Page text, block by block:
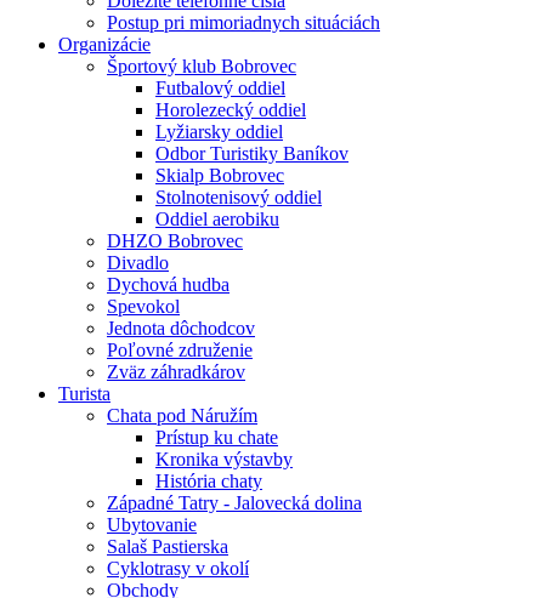
Postup pri mimoriadnych situáciách
Organizácie
Športový klub Bobrovec
Futbalový oddiel
Horolezecký oddiel
Lyžiarsky oddiel
Odbor Turistiky Baníkov
Skialp Bobrovec
Stolnotenisový oddiel
Oddiel aerobiku
DHZO Bobrovec
Divadlo
Dychová hudba
Spevokol
Jednota dôchodcov
Poľovné združenie
Zväz záhradkárov
Turista
Chata pod Náružím
Prístup ku chate
Kronika výstavby
História chaty
Západné Tatry - Jalovecká dolina
Ubytovanie
Salaš Pastierska
Cyklotrasy v okolí
Obchody